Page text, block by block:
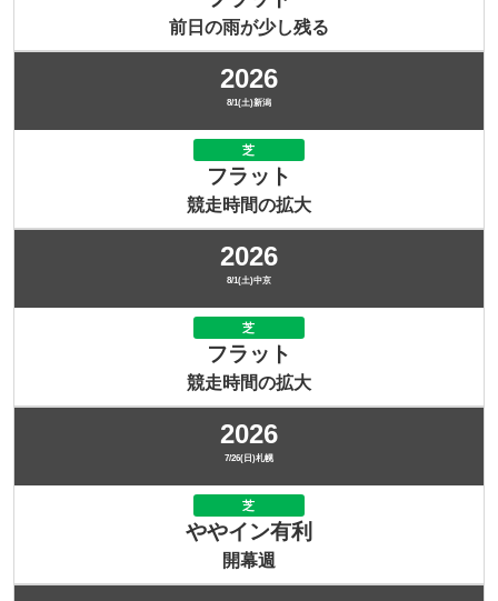
前日の雨が少し残る
2026
8/1(土)新潟
芝
フラット
競走時間の拡大
2026
8/1(土)中京
芝
フラット
競走時間の拡大
2026
7/26(日)札幌
芝
ややイン有利
開幕週